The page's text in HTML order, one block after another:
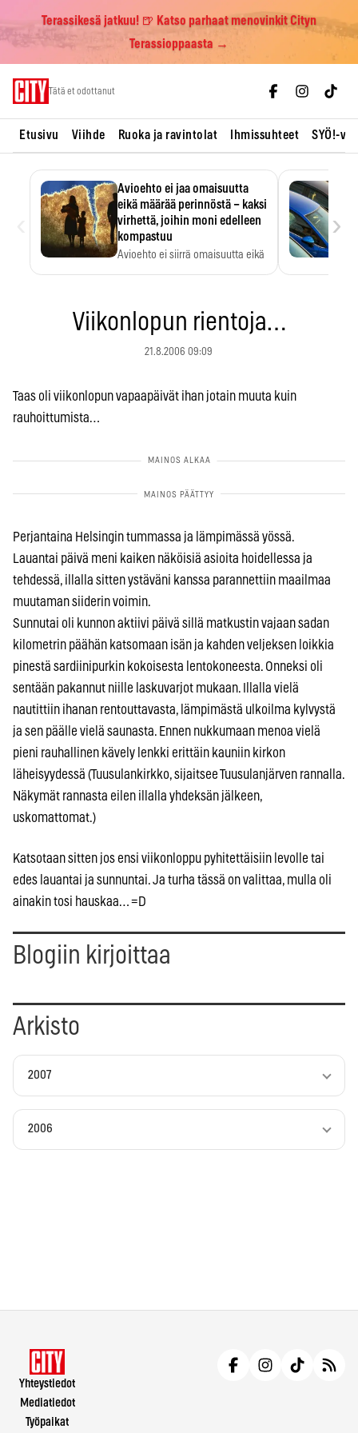
Terassikesä jatkuu! 🍺 Katso parhaat menovinkit Cityn
Terassioppaasta →
Tätä et odottanut
Etusivu Viihde Ruoka ja ravintolat Ihmissuhteet SYÖ!-
Avioehto ei jaa omaisuutta
eikä määrää perinnöstä – kaksi
virhettä, joihin moni edelleen
kompastuu
Avioehto ei siirrä omaisuutta eikä
›
Viikonlopun rientoja…
21.8.2006 09:09
Taas oli viikonlopun vapaapäivät ihan jotain muuta kuin
rauhoittumista…
Perjantaina Helsingin tummassa ja lämpimässä yössä.
Lauantai päivä meni kaiken näköisiä asioita hoidellessa ja
tehdessä, illalla sitten ystäväni kanssa parannettiin maailmaa
muutaman siiderin voimin.
Sunnutai oli kunnon aktiivi päivä sillä matkustin vajaan sadan
kilometrin päähän katsomaan isän ja kahden veljeksen loikkia
pinestä sardiinipurkin kokoisesta lentokoneesta. Onneksi oli
sentään pakannut niille laskuvarjot mukaan. Illalla vielä
nautittiin ihanan rentouttavasta, lämpimästä ulkoilma kylvystä
ja sen päälle vielä saunasta. Ennen nukkumaan menoa vielä
pieni rauhallinen kävely lenkki erittäin kauniin kirkon
läheisyydessä (Tuusulankirkko, sijaitsee Tuusulanjärven rannalla.
Näkymät rannasta eilen illalla yhdeksän jälkeen,
uskomattomat.)
Katsotaan sitten jos ensi viikonloppu pyhitettäisiin levolle tai
edes lauantai ja sunnuntai. Ja turha tässä on valittaa, mulla oli
ainakin tosi hauskaa… =D
Blogiin kirjoittaa
Arkisto
2007
2006
Yhteystiedot
Mediatiedot
Työpaikat